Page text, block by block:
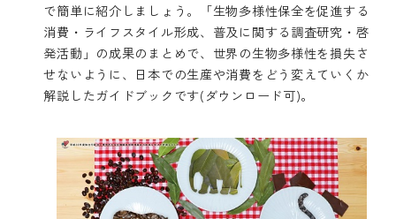
で簡単に紹介しましょう。「生物多様性保全を促進する
消費・ライフスタイル形成、普及に関する調査研究・啓
発活動」の成果のまとめで、世界の生物多様性を損失さ
せないように、日本での生産や消費をどう変えていくか
解説したガイドブックです(ダウンロード可)。